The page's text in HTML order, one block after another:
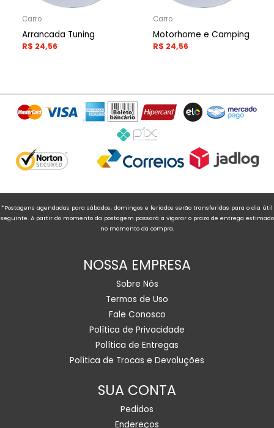
Carro
Arrancada Tuning
R$ 24,56
Carro
Motorhome e Camping
R$ 24,56
*Postagens agendadas para sábados, domingos e feriados serão transferidas para o dia útil
seguinte. A partir do momento da postagem passará a vigorar o prazo de entrega estimado
no momento da compra.
NOSSA EMPRESA
Sobre Nós
Termos de Uso
Fale Conosco
Política de Privacidade
Política de Entregas
Política de Trocas e Devoluções
SUA CONTA
Pedidos
Endereços